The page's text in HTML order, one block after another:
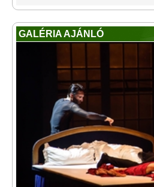
GALÉRIA AJÁNLÓ